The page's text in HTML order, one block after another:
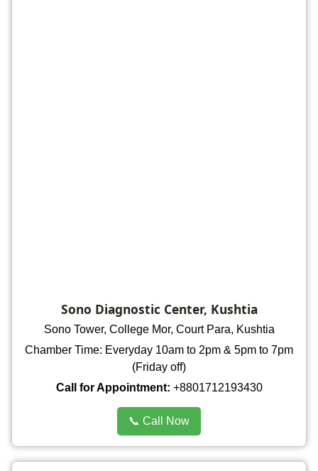
Sono Diagnostic Center, Kushtia
Sono Tower, College Mor, Court Para, Kushtia
Chamber Time: Everyday 10am to 2pm & 5pm to 7pm
(Friday off)
Call for Appointment: +8801712193430
📞 Call Now